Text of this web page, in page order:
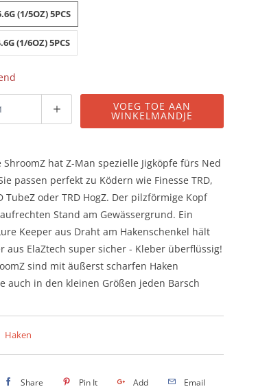
(1/5OZ) 5PCS
(1/6OZ) 5PCS
VOEG TOE AAN
WINKELMANDJE
ShroomZ hat Z-Man spezielle Jigköpfe fürs Ned
passen perfekt zu Ködern wie Finesse TRD,
TubeZ oder TRD HogZ. Der pilzförmige Kopf
Stand am Gewässergrund. Ein
Keeper aus Draht am Hakenschenkel hält
aus ElaZtech super sicher - Kleber überflüssig!
sind mit äußerst scharfen Haken
auch in den kleinen Größen jeden Barsch
Haken
Share Pin It Add Email